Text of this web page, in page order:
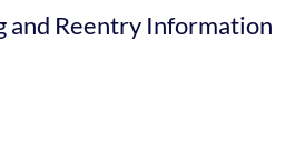
and Reentry Information